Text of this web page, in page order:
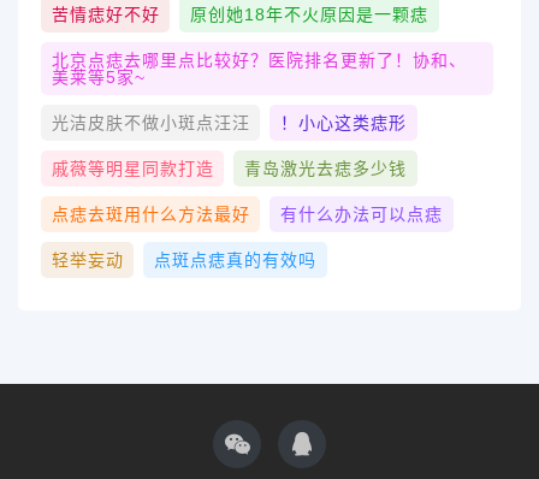
苦情痣好不好 原创她18年不火原因是一颗痣
北京点痣去哪里点比较好？医院排名更新了！协和、
美莱等5家~
光洁皮肤不做小斑点汪汪 ！小心这类痣形
戚薇等明星同款打造 青岛激光去痣多少钱
点痣去斑用什么方法最好 有什么办法可以点痣
轻举妄动 点斑点痣真的有效吗